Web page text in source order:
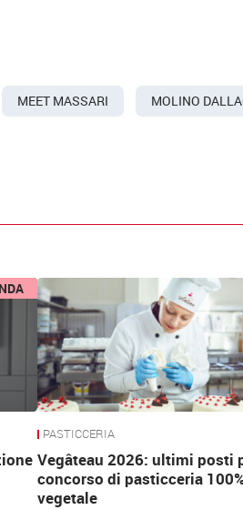
MEET MASSARI MOLINO
PASTICCERIA
Vegâteau 2026: ultimi posti
concorso di pasticceria
vegetale